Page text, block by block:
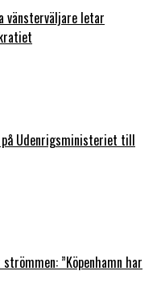
vänsterväljare letar
Udenrigsministeriet till
”Köpenhamn har